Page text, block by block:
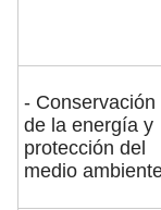
- Conservación
de la energía y
protección del
medio